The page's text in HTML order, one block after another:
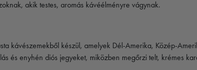
akik testes, aromás kávéélményre vágynak.
kávészemekből készül, amelyek Dél-Amerika, Közép-
és enyhén diós jegyeket, miközben megőrzi telt, krémes